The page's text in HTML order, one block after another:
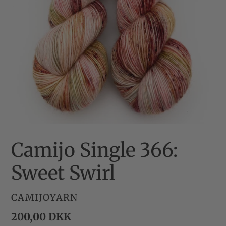
Camijo Single 366:
Sweet Swirl
FORHANDLER
CAMIJOYARN
Normalpris
200,00 DKK